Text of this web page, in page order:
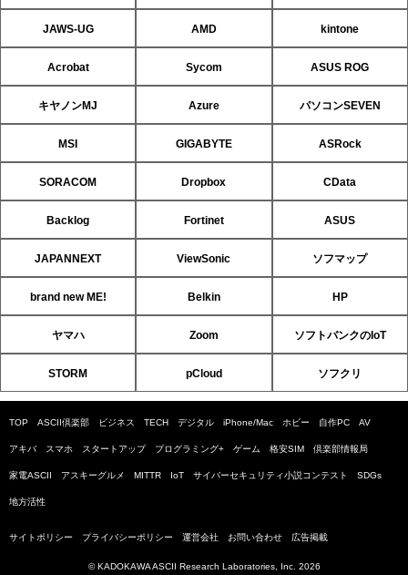
JAWS-UG AMD kintone
Acrobat Sycom ASUS ROG
キヤノンMJ Azure パソコンSEVEN
MSI GIGABYTE ASRock
SORACOM Dropbox CData
Backlog Fortinet ASUS
JAPANNEXT ViewSonic ソフマップ
brand new ME! Belkin HP
ヤマハ Zoom ソフトバンクのIoT
STORM pCloud ソフクリ
TOP ASCII倶楽部 ビジネス TECH デジタル iPhone/Mac ホビー 自作PC AV
アキバ スマホ スタートアップ プログラミング+ ゲーム 格安SIM 倶楽部情報局
家電ASCII アスキーグルメ MITTR IoT サイバーセキュリティ小説コンテスト SDGs
地方活性
サイトポリシー プライバシーポリシー 運営会社 お問い合わせ 広告掲載
© KADOKAWA ASCII Research Laboratories, Inc. 2026